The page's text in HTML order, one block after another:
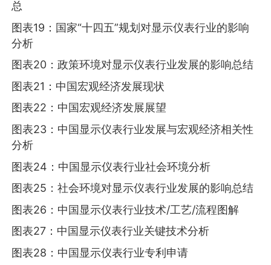
总
图表19：国家“十四五”规划对显示仪表行业的影响
分析
图表20：政策环境对显示仪表行业发展的影响总结
图表21：中国宏观经济发展现状
图表22：中国宏观经济发展展望
图表23：中国显示仪表行业发展与宏观经济相关性
分析
图表24：中国显示仪表行业社会环境分析
图表25：社会环境对显示仪表行业发展的影响总结
图表26：中国显示仪表行业技术/工艺/流程图解
图表27：中国显示仪表行业关键技术分析
图表28：中国显示仪表行业专利申请